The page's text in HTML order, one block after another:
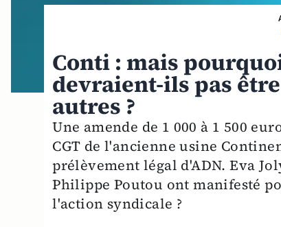
Conti : mais
devraient-ils pas
autres ?
Une amende de 1 000 à 1 500
CGT de l'ancienne usine
prélèvement légal d'ADN. Eva
Philippe Poutou ont manifesté
l'action syndicale ?